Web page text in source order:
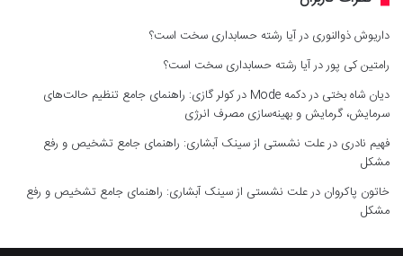
داریوش ذوالنوری درآیا رشته حسابداری سخت است؟
رامتین کی پوردرآیا رشته حسابداری سخت است؟
دیان شاه بختی در
دکمه Mode در کولر گازی: راهنمای جامع تنظیم حالت‌های
سرمایش، گرمایش و بهینه‌سازی مصرف انرژی
فهیم نادری درعلت نشستی از سینک آبشاری: راهنمای جامع تشخیص و رفع
مشکل
خاتون پاکروان درعلت نشستی از سینک آبشاری: راهنمای جامع تشخیص و رفع
مشکل